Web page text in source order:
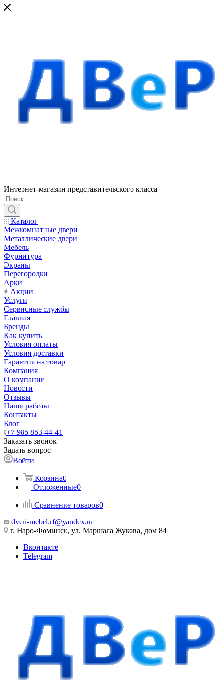
Интернет-магазин представительского класса
Каталог
Межкомнатные двери
Металлические двери
Мебель
Фурнитура
Экраны
Перегородки
Арки
Акции
Услуги
Сервисные службы
Главная
Бренды
Как купить
Условия оплаты
Условия доставки
Гарантия на товар
Компания
О компании
Новости
Отзывы
Наши работы
Контакты
Блог
+7 985 853-44-41
Заказать звонок
Задать вопрос
Войти
Корзина0
Отложенные0
Сравнение товаров0
dveri-mebel.rf@yandex.ru
г. Наро-Фоминск, ул. Маршала Жукова, дом 84
Вконтакте
Telegram